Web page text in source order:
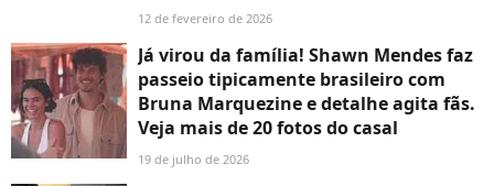
12 de fevereiro de 2026
Já virou da família! Shawn Mendes faz
passeio tipicamente brasileiro com
Bruna Marquezine e detalhe agita fãs.
Veja mais de 20 fotos do casal
19 de julho de 2026